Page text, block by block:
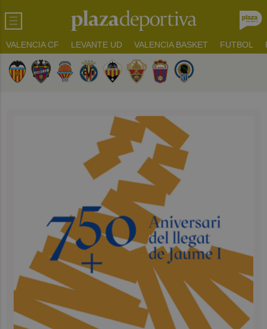
VALENCIA CF LEVANTE UD VALENCIA BASKET FUTBOL